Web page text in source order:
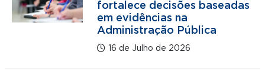
fortalece decisões baseadas
em evidências na
Administração Pública
16 de Julho de 2026